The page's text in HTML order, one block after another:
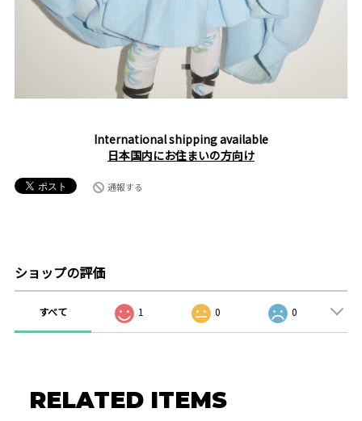
International shipping available
日本国内にお住まいの方向け
通報する
ショップの評価
すべて 1 0 0
RELATED ITEMS